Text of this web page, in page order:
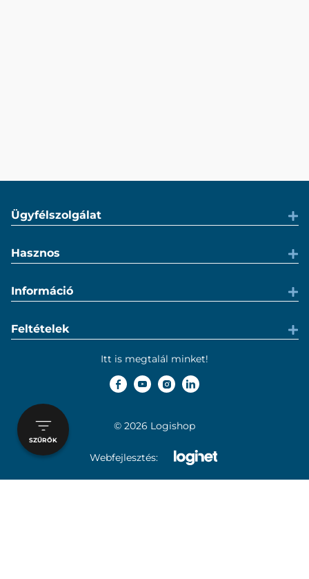
SZŰRŐK
Ügyfélszolgálat
Hasznos
Információ
Feltételek
Itt is megtalál minket!
© 2026 Logishop
Webfejlesztés: